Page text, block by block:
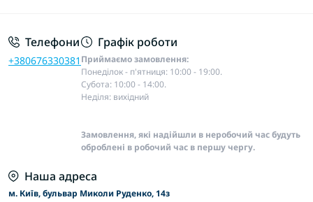
Телефони
+380676330381
Графік роботи
Приймаємо замовлення:
Понеділок - п'ятниця: 10:00 - 19:00.
Субота: 10:00 - 14:00.
Неділя: вихідний
Замовлення, які надійшли в неробочий час будуть
оброблені в робочий час в першу чергу.
Наша адреса
м. Київ, бульвар Миколи Руденко, 14з